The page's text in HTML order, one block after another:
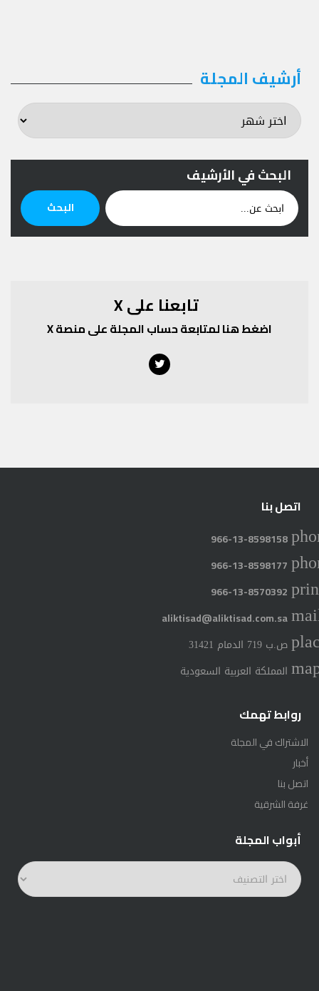
أرشيف المجلة أرشيف
المجلة
البحث في الأرشيف
عن:
البحث
تابعنا على X
اضغط هنا لمتابعة حساب المجلة على منصة X
Twitter
اتصل بنا
966-13-8598158
966-13-8598177
966-13-8570392
aliktisad@aliktisad.com.sa
ص.ب 719 الدمام 31421
المملكة العربية السعودية
روابط تهمك
الاشتراك في المجلة
أخبار
اتصل بنا
غرفة الشرقية
أبواب المجلة
أبواب
المجلة